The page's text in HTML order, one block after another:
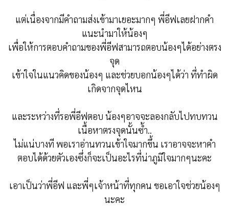
แต่เนื่องจากมีคำถามส่งเข้ามาเยอะมากๆ พี่อีฟเลยฝากคำ
แนะนำมาให้น้องๆ
เพื่อให้การตอบคำถามของพี่อีฟสามารถตอบน้องๆได้อย่างตรง
จุด
เข้าใจในแนวคิดของน้องๆ และช่วยบอกน้องๆได้ว่า ที่ทำผิด
เกิดจากจุดไหน
และระหว่างที่รอพี่อีฟตอบ น้องๆอาจจะลองกลับไปทบทวน
เนื้อหาตรงจุดนั้นซ้ำ..
ไม่แน่บางที พอเราอ่านทวนเข้าใจมากขึ้น เราอาจจะหาคำ
ตอบได้ด้วยตัวเองซึ่งก็จะเป็นอะไรที่น่าภูมิใจมากๆนะคะ
เอาเป็นว่าพี่อีฟ และพี่ๆเจ้าหน้าที่ทุกคน ขอเอาใจช่วยน้องๆ
นะคะ